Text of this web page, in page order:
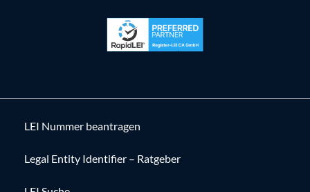
LEI Nummer beantragen
Legal Entity Identifier – Ratgeber